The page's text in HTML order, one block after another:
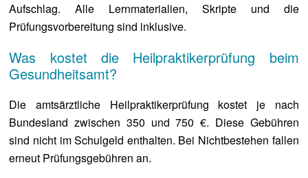
Aufschlag. Alle Lernmaterialien, Skripte und die
Prüfungsvorbereitung sind inklusive.
Was kostet die Heilpraktikerprüfung beim
Gesundheitsamt?
Die amtsärztliche Heilpraktikerprüfung kostet je nach
Bundesland zwischen 350 und 750 €. Diese Gebühren
sind nicht im Schulgeld enthalten. Bei Nichtbestehen fallen
erneut Prüfungsgebühren an.